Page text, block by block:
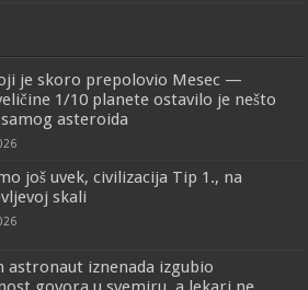
je skoro prepolovio Mesec —
1/10 planete ostavilo je nešto
asteroida
još uvek, civilizacija Tip 1., na
skali
astronaut iznenada izgubio